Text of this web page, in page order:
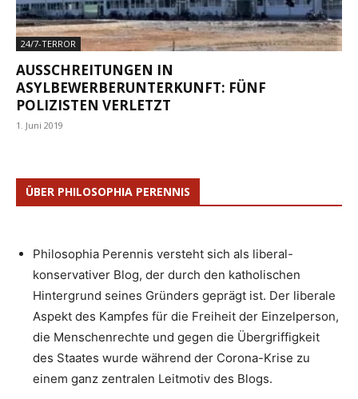
24/7-TERROR
AUSSCHREITUNGEN IN
ASYLBEWERBERUNTERKUNFT: FÜNF
POLIZISTEN VERLETZT
1. Juni 2019
ÜBER PHILOSOPHIA PERENNIS
Philosophia Perennis versteht sich als liberal-
konservativer Blog, der durch den katholischen
Hintergrund seines Gründers geprägt ist. Der liberale
Aspekt des Kampfes für die Freiheit der Einzelperson,
die Menschenrechte und gegen die Übergriffigkeit
des Staates wurde während der Corona-Krise zu
einem ganz zentralen Leitmotiv des Blogs.